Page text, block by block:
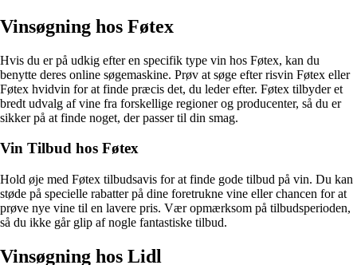
Vinsøgning hos Føtex
Hvis du er på udkig efter en specifik type vin hos Føtex, kan du
benytte deres online søgemaskine. Prøv at søge efter risvin Føtex eller
Føtex hvidvin for at finde præcis det, du leder efter. Føtex tilbyder et
bredt udvalg af vine fra forskellige regioner og producenter, så du er
sikker på at finde noget, der passer til din smag.
Vin Tilbud hos Føtex
Hold øje med Føtex tilbudsavis for at finde gode tilbud på vin. Du kan
støde på specielle rabatter på dine foretrukne vine eller chancen for at
prøve nye vine til en lavere pris. Vær opmærksom på tilbudsperioden,
så du ikke går glip af nogle fantastiske tilbud.
Vinsøgning hos Lidl